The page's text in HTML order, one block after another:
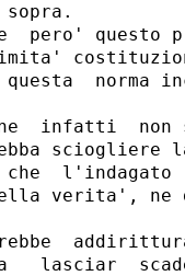
pero' questo
norma
infatti  non
sciogliere
che
verita', ne
lasciar